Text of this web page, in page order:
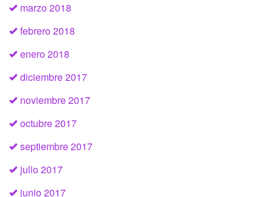
marzo 2018
febrero 2018
enero 2018
diciembre 2017
noviembre 2017
octubre 2017
septiembre 2017
julio 2017
junio 2017